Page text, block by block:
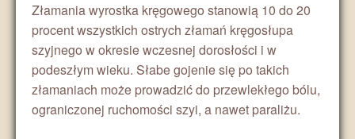
Złamania wyrostka kręgowego stanowią 10 do 20
procent wszystkich ostrych złamań kręgosłupa
szyjnego w okresie wczesnej dorosłości i w
podeszłym wieku. Słabe gojenie się po takich
złamaniach może prowadzić do przewlekłego bólu,
ograniczonej ruchomości szyi, a nawet paraliżu.